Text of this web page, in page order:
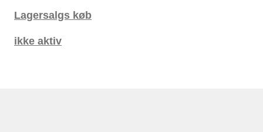
Lagersalgs køb
ikke aktiv